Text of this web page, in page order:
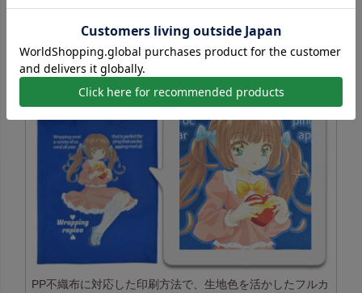
コピー転写印刷の特長
PP不織布に対応した印刷方法で、生地色を活かしたフルカ